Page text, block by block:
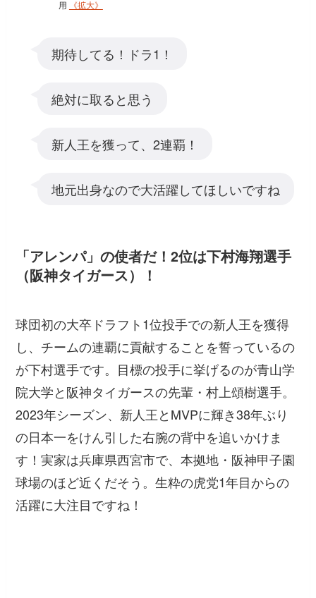
用
《拡大》
期待してる！ドラ1！
絶対に取ると思う
新人王を獲って、2連覇！
地元出身なので大活躍してほしいですね
「アレンパ」の使者だ！2位は下村海翔選手
（阪神タイガース）！
球団初の大卒ドラフト1位投手での新人王を獲得
し、チームの連覇に貢献することを誓っているの
が下村選手です。目標の投手に挙げるのが青山学
院大学と阪神タイガースの先輩・村上頌樹選手。
2023年シーズン、新人王とMVPに輝き38年ぶり
の日本一をけん引した右腕の背中を追いかけま
す！実家は兵庫県西宮市で、本拠地・阪神甲子園
球場のほど近くだそう。生粋の虎党1年目からの
活躍に大注目ですね！